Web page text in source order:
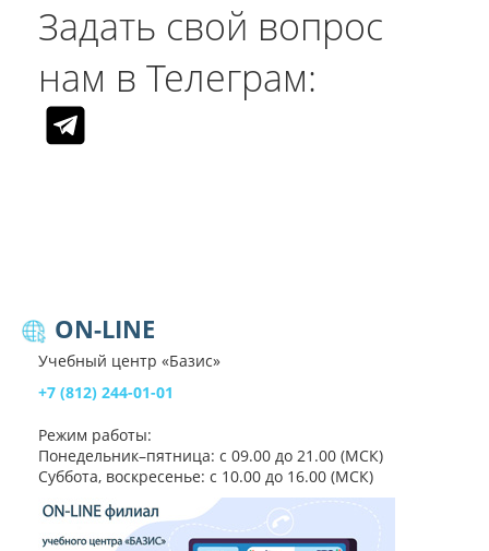
Задать свой вопрос
нам в Телеграм:
ON-LINE
Учебный центр «Базис»
+7 (812) 244-01-01
Режим работы:
Понедельник–пятница: с 09.00 до 21.00 (МСК)
Суббота, воскресенье: с 10.00 до 16.00 (МСК)